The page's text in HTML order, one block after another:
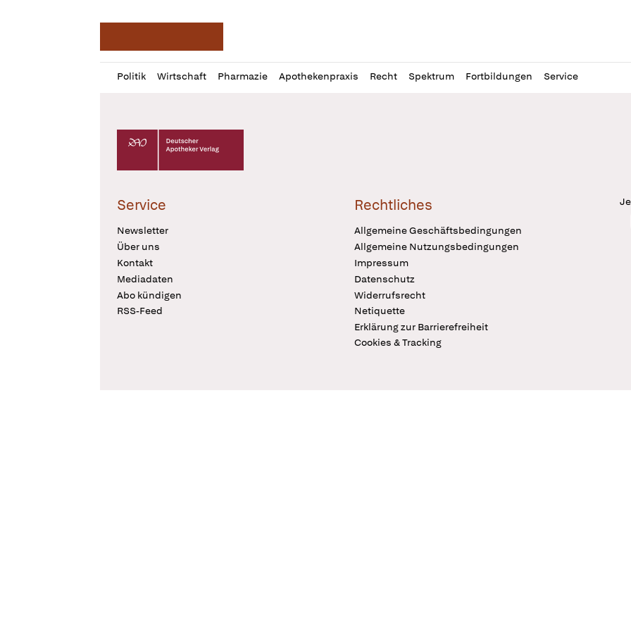
Politik Wirtschaft Pharmazie Apothekenpraxis Recht Spektrum Fortbildungen Service
Profil
öffnen
Daz
Pur
Deutscher Apotheker Verlag Logo
Service
Newsletter
Über uns
Kontakt
Mediadaten
Abo kündigen
RSS-Feed
Rechtliches
Allgemeine Geschäftsbedingungen
Allgemeine Nutzungsbedingungen
Impressum
Datenschutz
Widerrufsrecht
Netiquette
Erklärung zur Barrierefreiheit
Cookies & Tracking